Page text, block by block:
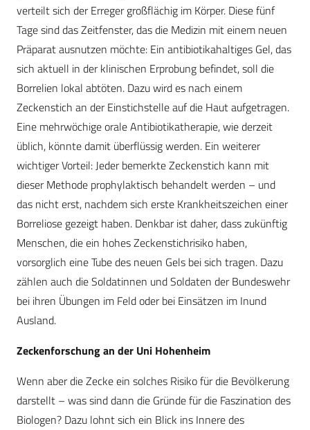
verteilt sich der Erreger großflächig im Körper. Diese fünf
Tage sind das Zeitfenster, das die Medizin mit einem neuen
Präparat ausnutzen möchte: Ein antibiotikahaltiges Gel, das
sich aktuell in der klinischen Erprobung befindet, soll die
Borrelien lokal abtöten. Dazu wird es nach einem
Zeckenstich an der Einstichstelle auf die Haut aufgetragen.
Eine mehrwöchige orale Antibiotikatherapie, wie derzeit
üblich, könnte damit überflüssig werden. Ein weiterer
wichtiger Vorteil: Jeder bemerkte Zeckenstich kann mit
dieser Methode prophylaktisch behandelt werden – und
das nicht erst, nachdem sich erste Krankheitszeichen einer
Borreliose gezeigt haben. Denkbar ist daher, dass zukünftig
Menschen, die ein hohes Zeckenstichrisiko haben,
vorsorglich eine Tube des neuen Gels bei sich tragen. Dazu
zählen auch die Soldatinnen und Soldaten der Bundeswehr
bei ihren Übungen im Feld oder bei Einsätzen im Inund
Ausland.
Zeckenforschung an der Uni Hohenheim
Wenn aber die Zecke ein solches Risiko für die Bevölkerung
darstellt – was sind dann die Gründe für die Faszination des
Biologen? Dazu lohnt sich ein Blick ins Innere des